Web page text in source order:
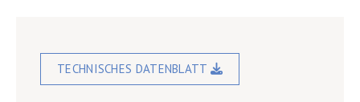
TECHNISCHES DATENBLATT